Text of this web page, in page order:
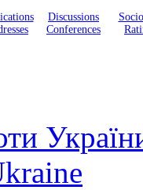
Discussions
Conferences